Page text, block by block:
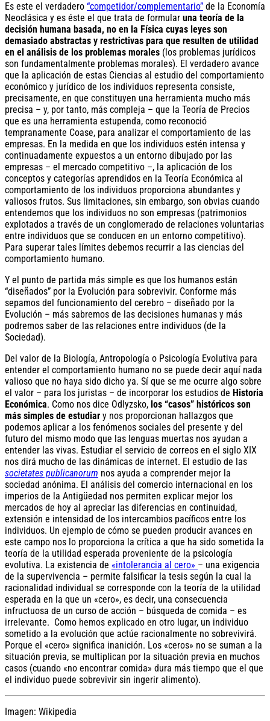
Es este el verdadero “competidor/complementario” de la Economía
Neoclásica y es éste el que trata de formular una teoría de la
decisión humana basada, no en la Física cuyas leyes son
demasiado abstractas y restrictivas para que resulten de utilidad
en el análisis de los problemas morales (los problemas jurídicos
son fundamentalmente problemas morales). El verdadero avance
que la aplicación de estas Ciencias al estudio del comportamiento
económico y jurídico de los individuos representa consiste,
precisamente, en que constituyen una herramienta mucho más
precisa – y, por tanto, más compleja – que la Teoría de Precios
que es una herramienta estupenda, como reconoció
tempranamente Coase, para analizar el comportamiento de las
empresas. En la medida en que los individuos estén intensa y
continuadamente expuestos a un entorno dibujado por las
empresas – el mercado competitivo –, la aplicación de los
conceptos y categorías aprendidos en la Teoría Económica al
comportamiento de los individuos proporciona abundantes y
valiosos frutos. Sus limitaciones, sin embargo, son obvias cuando
entendemos que los individuos no son empresas (patrimonios
explotados a través de un conglomerado de relaciones voluntarias
entre individuos que se conducen en un entorno competitivo).
Para superar tales límites debemos recurrir a las ciencias del
comportamiento humano.
Y el punto de partida más simple es que los humanos están
“diseñados” por la Evolución para sobrevivir. Conforme más
sepamos del funcionamiento del cerebro – diseñado por la
Evolución – más sabremos de las decisiones humanas y más
podremos saber de las relaciones entre individuos (de la
Sociedad).
Del valor de la Biología, Antropología o Psicología Evolutiva para
entender el comportamiento humano no se puede decir aquí nada
valioso que no haya sido dicho ya. Sí que se me ocurre algo sobre
el valor – para los juristas – de incorporar los estudios de Historia
Económica. Como nos dice Odlyzsko, los “casos” históricos son
más simples de estudiar y nos proporcionan hallazgos que
podemos aplicar a los fenómenos sociales del presente y del
futuro del mismo modo que las lenguas muertas nos ayudan a
entender las vivas. Estudiar el servicio de correos en el siglo XIX
nos dirá mucho de las dinámicas de internet. El estudio de las
societates publicanorum nos ayuda a comprender mejor la
sociedad anónima. El análisis del comercio internacional en los
imperios de la Antigüedad nos permiten explicar mejor los
mercados de hoy al apreciar las diferencias en continuidad,
extensión e intensidad de los intercambios pacíficos entre los
individuos. Un ejemplo de cómo se pueden producir avances en
este campo nos lo proporciona la crítica a que ha sido sometida la
teoría de la utilidad esperada proveniente de la psicología
evolutiva. La existencia de «intolerancia al cero» – una exigencia
de la supervivencia – permite falsificar la tesis según la cual la
racionalidad individual se corresponde con la teoría de la utilidad
esperada en la que un «cero», es decir, una consecuencia
infructuosa de un curso de acción – búsqueda de comida – es
irrelevante. Como hemos explicado en otro lugar, un individuo
sometido a la evolución que actúe racionalmente no sobrevivirá.
Porque el «cero» significa inanición. Los «ceros» no se suman a la
situación previa, se multiplican por la situación previa en muchos
casos (cuando «no encontrar comida» dura más tiempo que el que
el individuo puede sobrevivir sin ingerir alimento).
Imagen: Wikipedia